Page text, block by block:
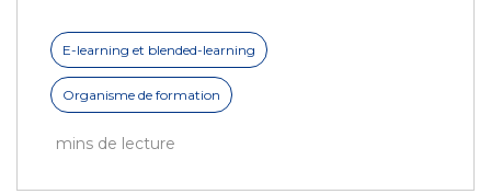
E-learning et blended-learning
Organisme de formation
mins de lecture